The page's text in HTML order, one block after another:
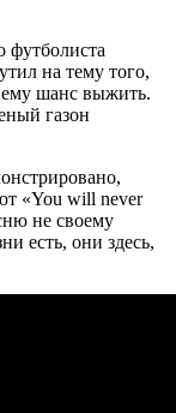
футболиста
на тему того,
ему шанс выжить.
газон
«You will never
не своему
есть, они здесь,